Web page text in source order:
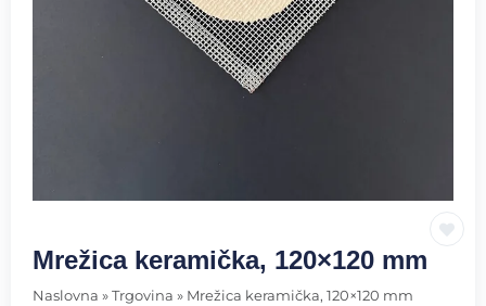
Mrežica keramička, 120×120 mm
Naslovna » Trgovina » Mrežica keramička, 120×120 mm